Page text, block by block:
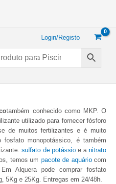
Login/Registo
também conhecido como MKP. O
utilizado para fornecer fósforo
de muitos fertilizantes e é muito
monopotássico, é também
sulfato de potássioe anitrato
temos um pacote de aquáriocom
Alquera pode comprar fosfato
5Kg e 25Kg. Entregas em 24/48h.